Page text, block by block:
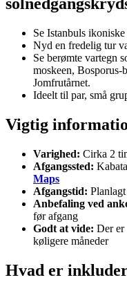
Se Istanbuls
Nyd en fredelig tur
Se berømte vartegn
moskeen,
Jomfrutårnet.
Ideelt til par, små
Vigtig
Varighed: Cirka 2
Afgangssted:
Maps
Afgangstid:
Anbefaling ved
før afgang
Godt at vide: Der er
køligere måneder
Hvad er